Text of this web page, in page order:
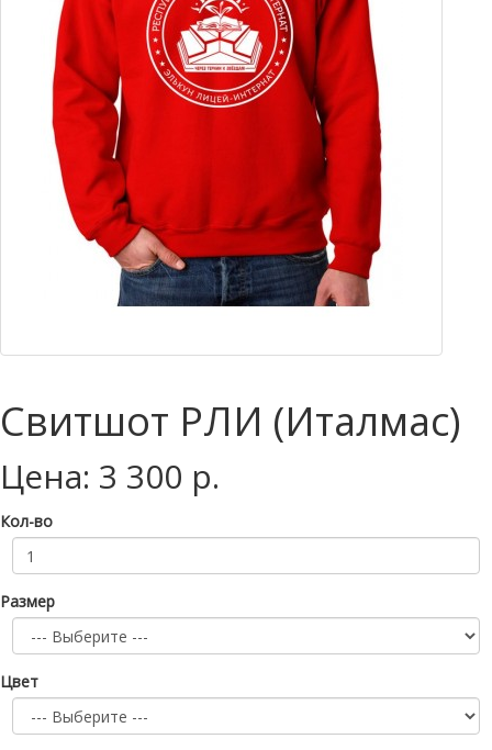
Свитшот РЛИ (Италмас)
Цена: 3 300 р.
Кол-во
Размер
Цвет